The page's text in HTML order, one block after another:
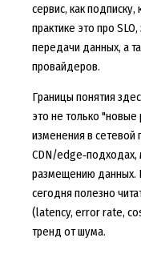
сервис, как
практике это про
передачи данных, а
провайдеров.
Границы понятия
это не только "новые
изменения в сетевой
CDN/edge‑подходах,
размещению данных.
сегодня полезно
(latency, error rate,
тренд от шума.